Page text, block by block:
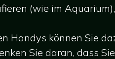
(wie im
Handys können Sie
Sie daran, dass